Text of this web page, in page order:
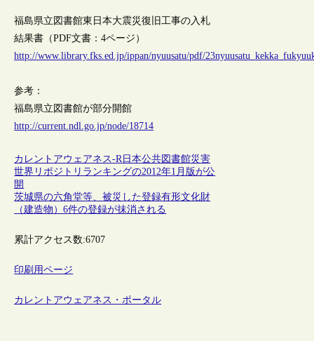
福島県立図書館東日本大震災復旧工事の入札
結果書（PDF文書：4ページ）
http://www.library.fks.ed.jp/ippan/nyuusatu/pdf/
参考：
福島県立図書館が部分開館
http://current.ndl.go.jp/node/18714
カレントアウェアネス-R 日本公共図書館災害
世界リポジトリランキングの2012年1月版が公
開
茨城県の六角堂等、被災した登録有形文化財
（建造物）6件の登録が抹消される
累計アクセス数:6707
印刷用ページ
カレントアウェアネス・ポータル